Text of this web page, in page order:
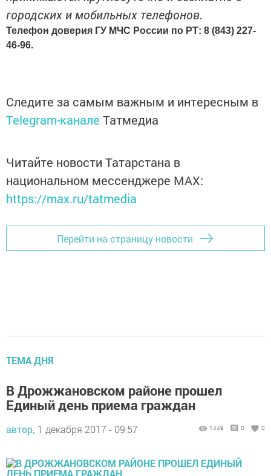
городских и мобильных телефонов.
Телефон доверия ГУ МЧС России по РТ: 8 (843) 227-
46-96.
Следите за самым важным и интересным в
Telegram-канале Татмедиа
Читайте новости Татарстана в
национальном мессенджере MАХ:
https://max.ru/tatmedia
Перейти на страницу новости
ТЕМА ДНЯ
В Дрожжановском районе прошел
Единый день приема граждан
автор, 1 декабря 2017 - 09:57 1449 0 0